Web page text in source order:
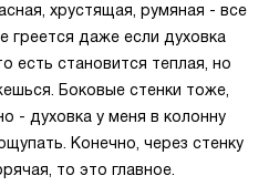
хрустящая, румяная - все
греется даже если духовка
есть становится теплая, но
Боковые стенки тоже,
- духовка у меня в колонну
Конечно, через стенку
то это главное.